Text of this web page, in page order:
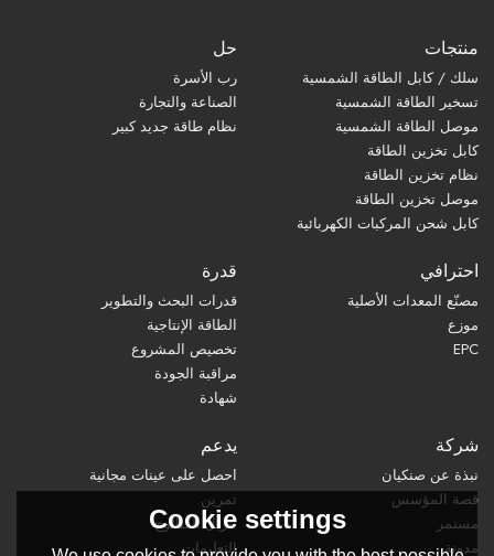
منتجات
سلك / كابل الطاقة الشمسية
تسخير الطاقة الشمسية
موصل الطاقة الشمسية
كابل تخزين الطاقة
نظام تخزين الطاقة
موصل تخزين الطاقة
كابل شحن المركبات الكهربائية
حل
رب الأسرة
الصناعة والتجارة
نظام طاقة جديد كبير
احترافي
مصنّع المعدات الأصلية
موزع
EPC
قدرة
قدرات البحث والتطوير
الطاقة الإنتاجية
تخصيص المشروع
مراقبة الجودة
شهادة
شركة
نبذة عن صنكيان
قصة المؤسس
مستمر
مدونة
يدعم
احصل على عينات مجانية
تمرين
تنزيل الكتالوج
التعليمات
Cookie settings